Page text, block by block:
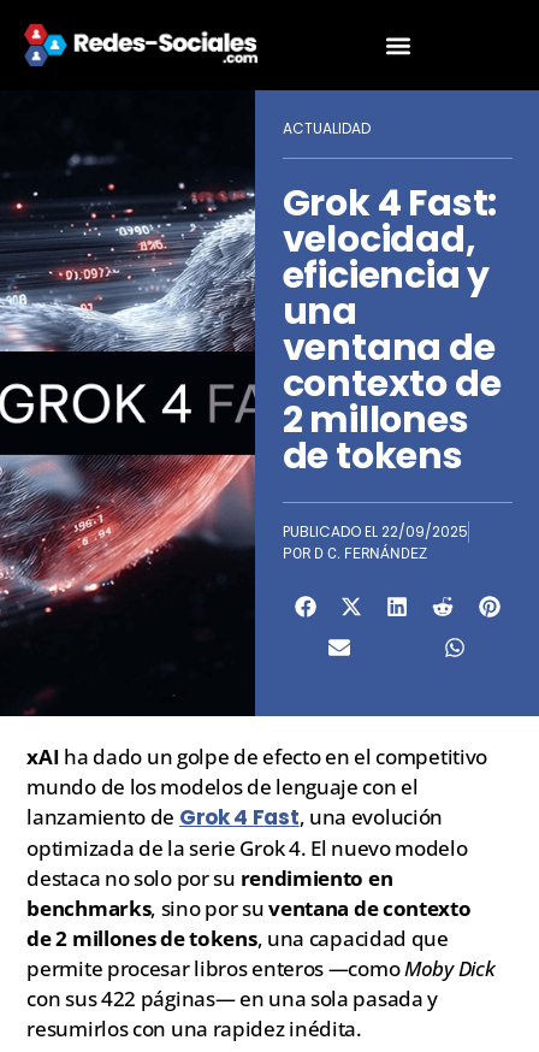
ACTUALIDAD
Grok 4 Fast:
velocidad,
eficiencia y
una
ventana de
contexto de
2 millones
de tokens
PUBLICADO EL22/09/2025
POR D C. FERNÁNDEZ
xAI ha dado un golpe de efecto en el competitivo
mundo de los modelos de lenguaje con el
lanzamiento de Grok 4 Fast, una evolución
optimizada de la serie Grok 4. El nuevo modelo
destaca no solo por su rendimiento en
benchmarks, sino por suventana de contexto
de 2 millones de tokens, una capacidad que
permite procesar libros enteros —comoMoby Dick
con sus 422 páginas— en una sola pasada y
resumirlos con una rapidez inédita.